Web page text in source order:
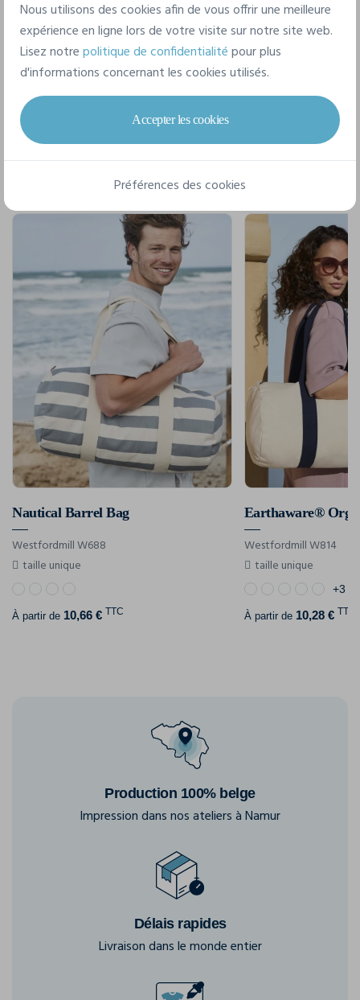
Pour un style complet
Nautical Barrel Bag
Westfordmill W688
taille unique
À partir de 10,66 € TTC
Earthaware®
Westfordmill W814
taille unique
+3
À partir de 10,28 € TTC
Production 100% belge
Impression dans nos ateliers à Namur
Délais rapides
Livraison dans le monde entier
Nous utilisons des cookies afin de vous offrir une meilleure
expérience en ligne lors de votre visite sur notre site web.
Lisez notrepolitique de confidentialitépour plus
d'informations concernant les cookies utilisés.
Accepter les cookies
Préférences des cookies